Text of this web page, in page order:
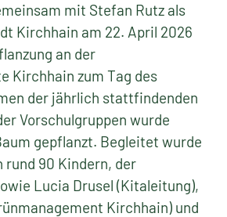
mit Stefan Rutz als
Kirchhain am 22. April 2026
an der
Kirchhain zum Tag des
der jährlich stattfindenden
Vorschulgruppen wurde
gepflanzt. Begleitet wurde
rund 90 Kindern, der
Lucia Drusel (Kitaleitung),
Kirchhain) und